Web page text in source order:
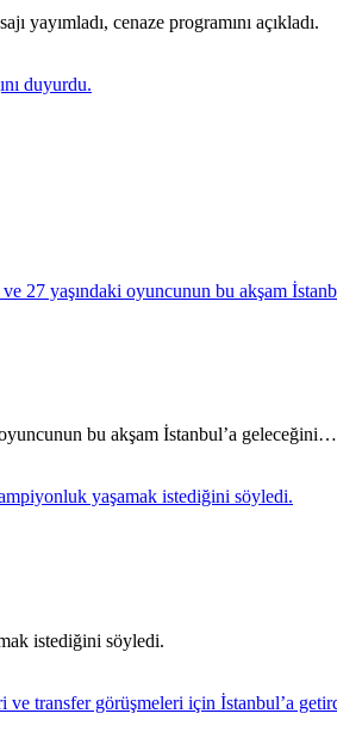
yayımladı, cenaze programını açıkladı.
bu akşam İstanbul’a geleceğini…
istediğini söyledi.